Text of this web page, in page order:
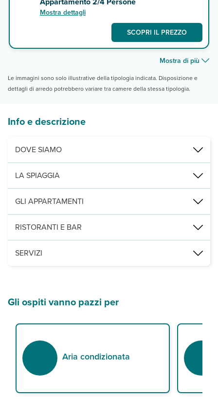
Mostra dettagli
SCOPRI IL PREZZO
Mostra di più
Le immagini sono solo illustrative della tipologia indicata. Disposizione e
dettagli di arredo potrebbero variare tra camere della stessa tipologia.
Info e descrizione
DOVE SIAMO
Amoopi, a 500 m dalla spiaggia, 800 da quella di Votslakia e Big
LA SPIAGGIA
a 500 m, di sabbia e piccoli ciottoli e attrezzata con lettini e
GLI APPARTAMENTI
22 studio (28 m , max 4 pax) e 2 appartamenti bilocali (45 m
RISTORANTI E BAR
sala per la prima colazione e 2 bar.
SERVIZI
Gli ospiti vanno pazzi per
Aria condizionata